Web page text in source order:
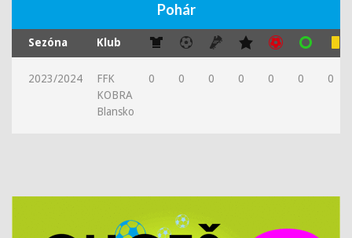
Pohár
Sezóna Klub
2023/2024
FFK
KOBRA
Blansko
0 0 0 0 0 0 0